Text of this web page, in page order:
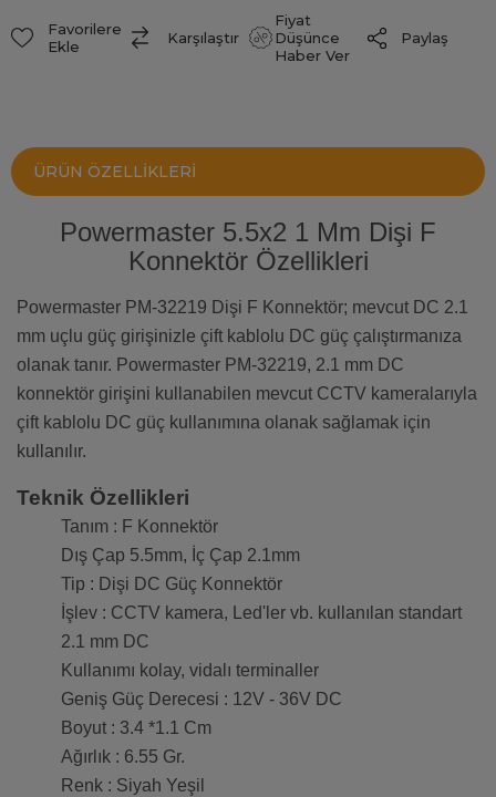
Favorilere
Ekle
Karşılaştır
Fiyat
Düşünce
Haber Ver
Paylaş
ÜRÜN ÖZELLIKLERI
Powermaster 5.5x2 1 Mm Dişi F
Konnektör Özellikleri
Powermaster PM-32219 Dişi F Konnektör; mevcut DC 2.1
mm uçlu güç girişinizle çift kablolu DC güç çalıştırmanıza
olanak tanır. Powermaster PM-32219, 2.1 mm DC
konnektör girişini kullanabilen mevcut CCTV kameralarıyla
çift kablolu DC güç kullanımına olanak sağlamak için
kullanılır.
Teknik Özellikleri
Tanım : F Konnektör
Dış Çap 5.5mm, İç Çap 2.1mm
Tip : Dişi DC Güç Konnektör
İşlev : CCTV kamera, Led'ler vb. kullanılan standart
2.1 mm DC
Kullanımı kolay, vidalı terminaller
Geniş Güç Derecesi : 12V - 36V DC
Boyut : 3.4 *1.1 Cm
Ağırlık : 6.55 Gr.
Renk : Siyah Yeşil